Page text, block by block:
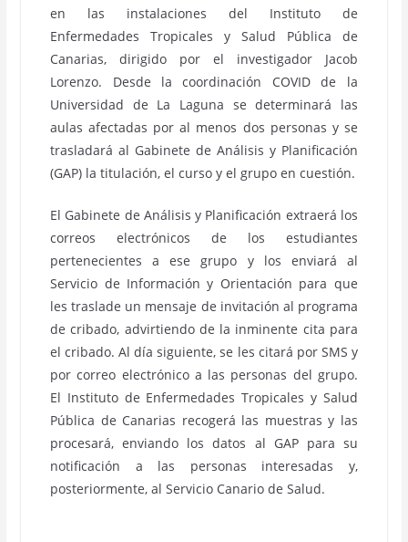
en las instalaciones del Instituto de
Enfermedades Tropicales y Salud Pública de
Canarias, dirigido por el investigador Jacob
Lorenzo. Desde la coordinación COVID de la
Universidad de La Laguna se determinará las
aulas afectadas por al menos dos personas y se
trasladará al Gabinete de Análisis y Planificación
(GAP) la titulación, el curso y el grupo en cuestión.
El Gabinete de Análisis y Planificación extraerá los
correos electrónicos de los estudiantes
pertenecientes a ese grupo y los enviará al
Servicio de Información y Orientación para que
les traslade un mensaje de invitación al programa
de cribado, advirtiendo de la inminente cita para
el cribado. Al día siguiente, se les citará por SMS y
por correo electrónico a las personas del grupo.
El Instituto de Enfermedades Tropicales y Salud
Pública de Canarias recogerá las muestras y las
procesará, enviando los datos al GAP para su
notificación a las personas interesadas y,
posteriormente, al Servicio Canario de Salud.